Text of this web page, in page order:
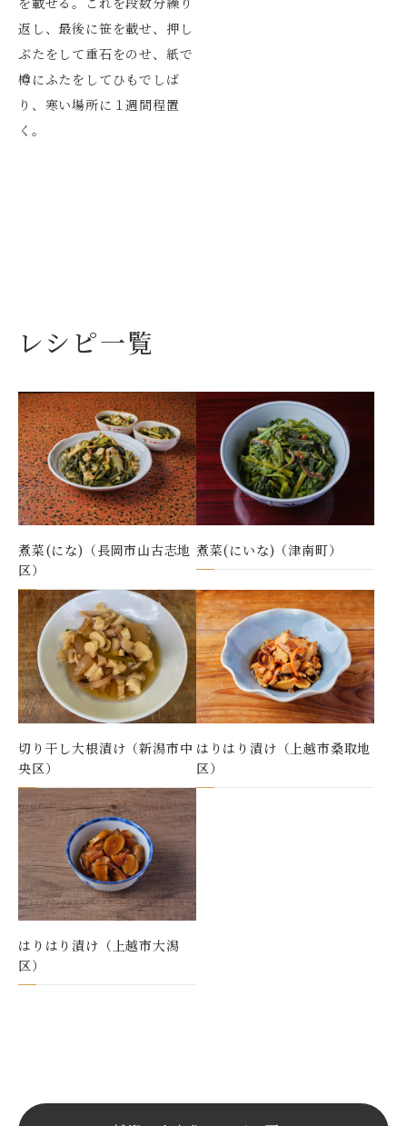
返し、最後に笹を載せ、押し
ぶたをして重石をのせ、紙で
樽にふたをしてひもでしば
り、寒い場所に１週間程置
く。
レシピ一覧
煮菜(にな)（長岡市山古志地
区）
煮菜(にいな)（津南町）
切り干し大根漬け（新潟市中
央区）
はりはり漬け（上越市桑取地
区）
はりはり漬け（上越市大潟
区）